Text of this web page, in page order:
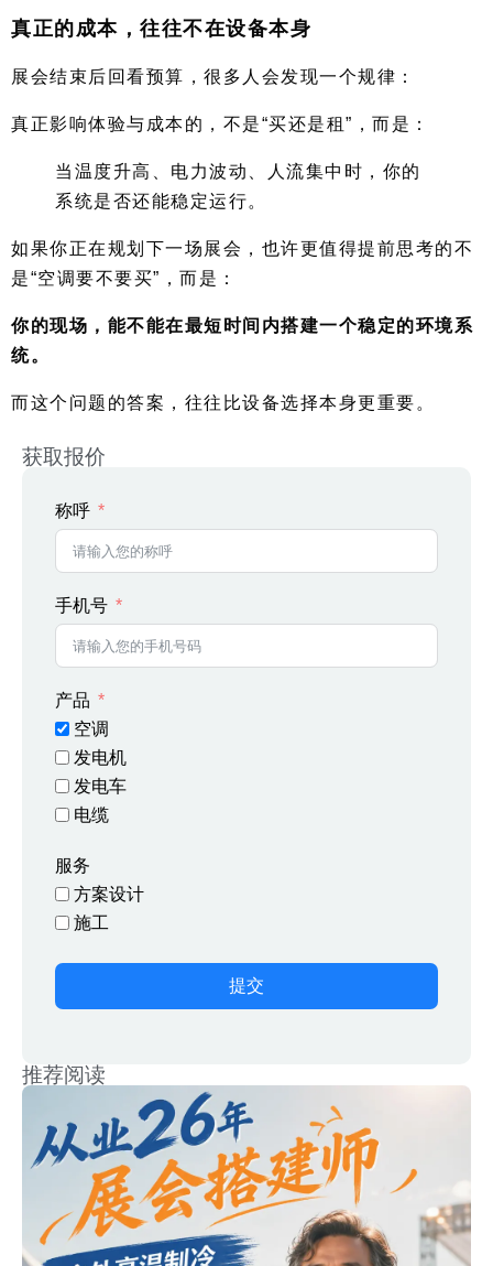
真正的成本，往往不在设备本身
展会结束后回看预算，很多人会发现一个规律：
真正影响体验与成本的，不是“买还是租”，而是：
当温度升高、电力波动、人流集中时，你的
系统是否还能稳定运行。
如果你正在规划下一场展会，也许更值得提前思考的不
是“空调要不要买”，而是：
你的现场，能不能在最短时间内搭建一个稳定的环境系
统。
而这个问题的答案，往往比设备选择本身更重要。
获取报价
称呼
手机号
产品
空调
发电机
发电车
电缆
服务
方案设计
施工
提交
推荐阅读